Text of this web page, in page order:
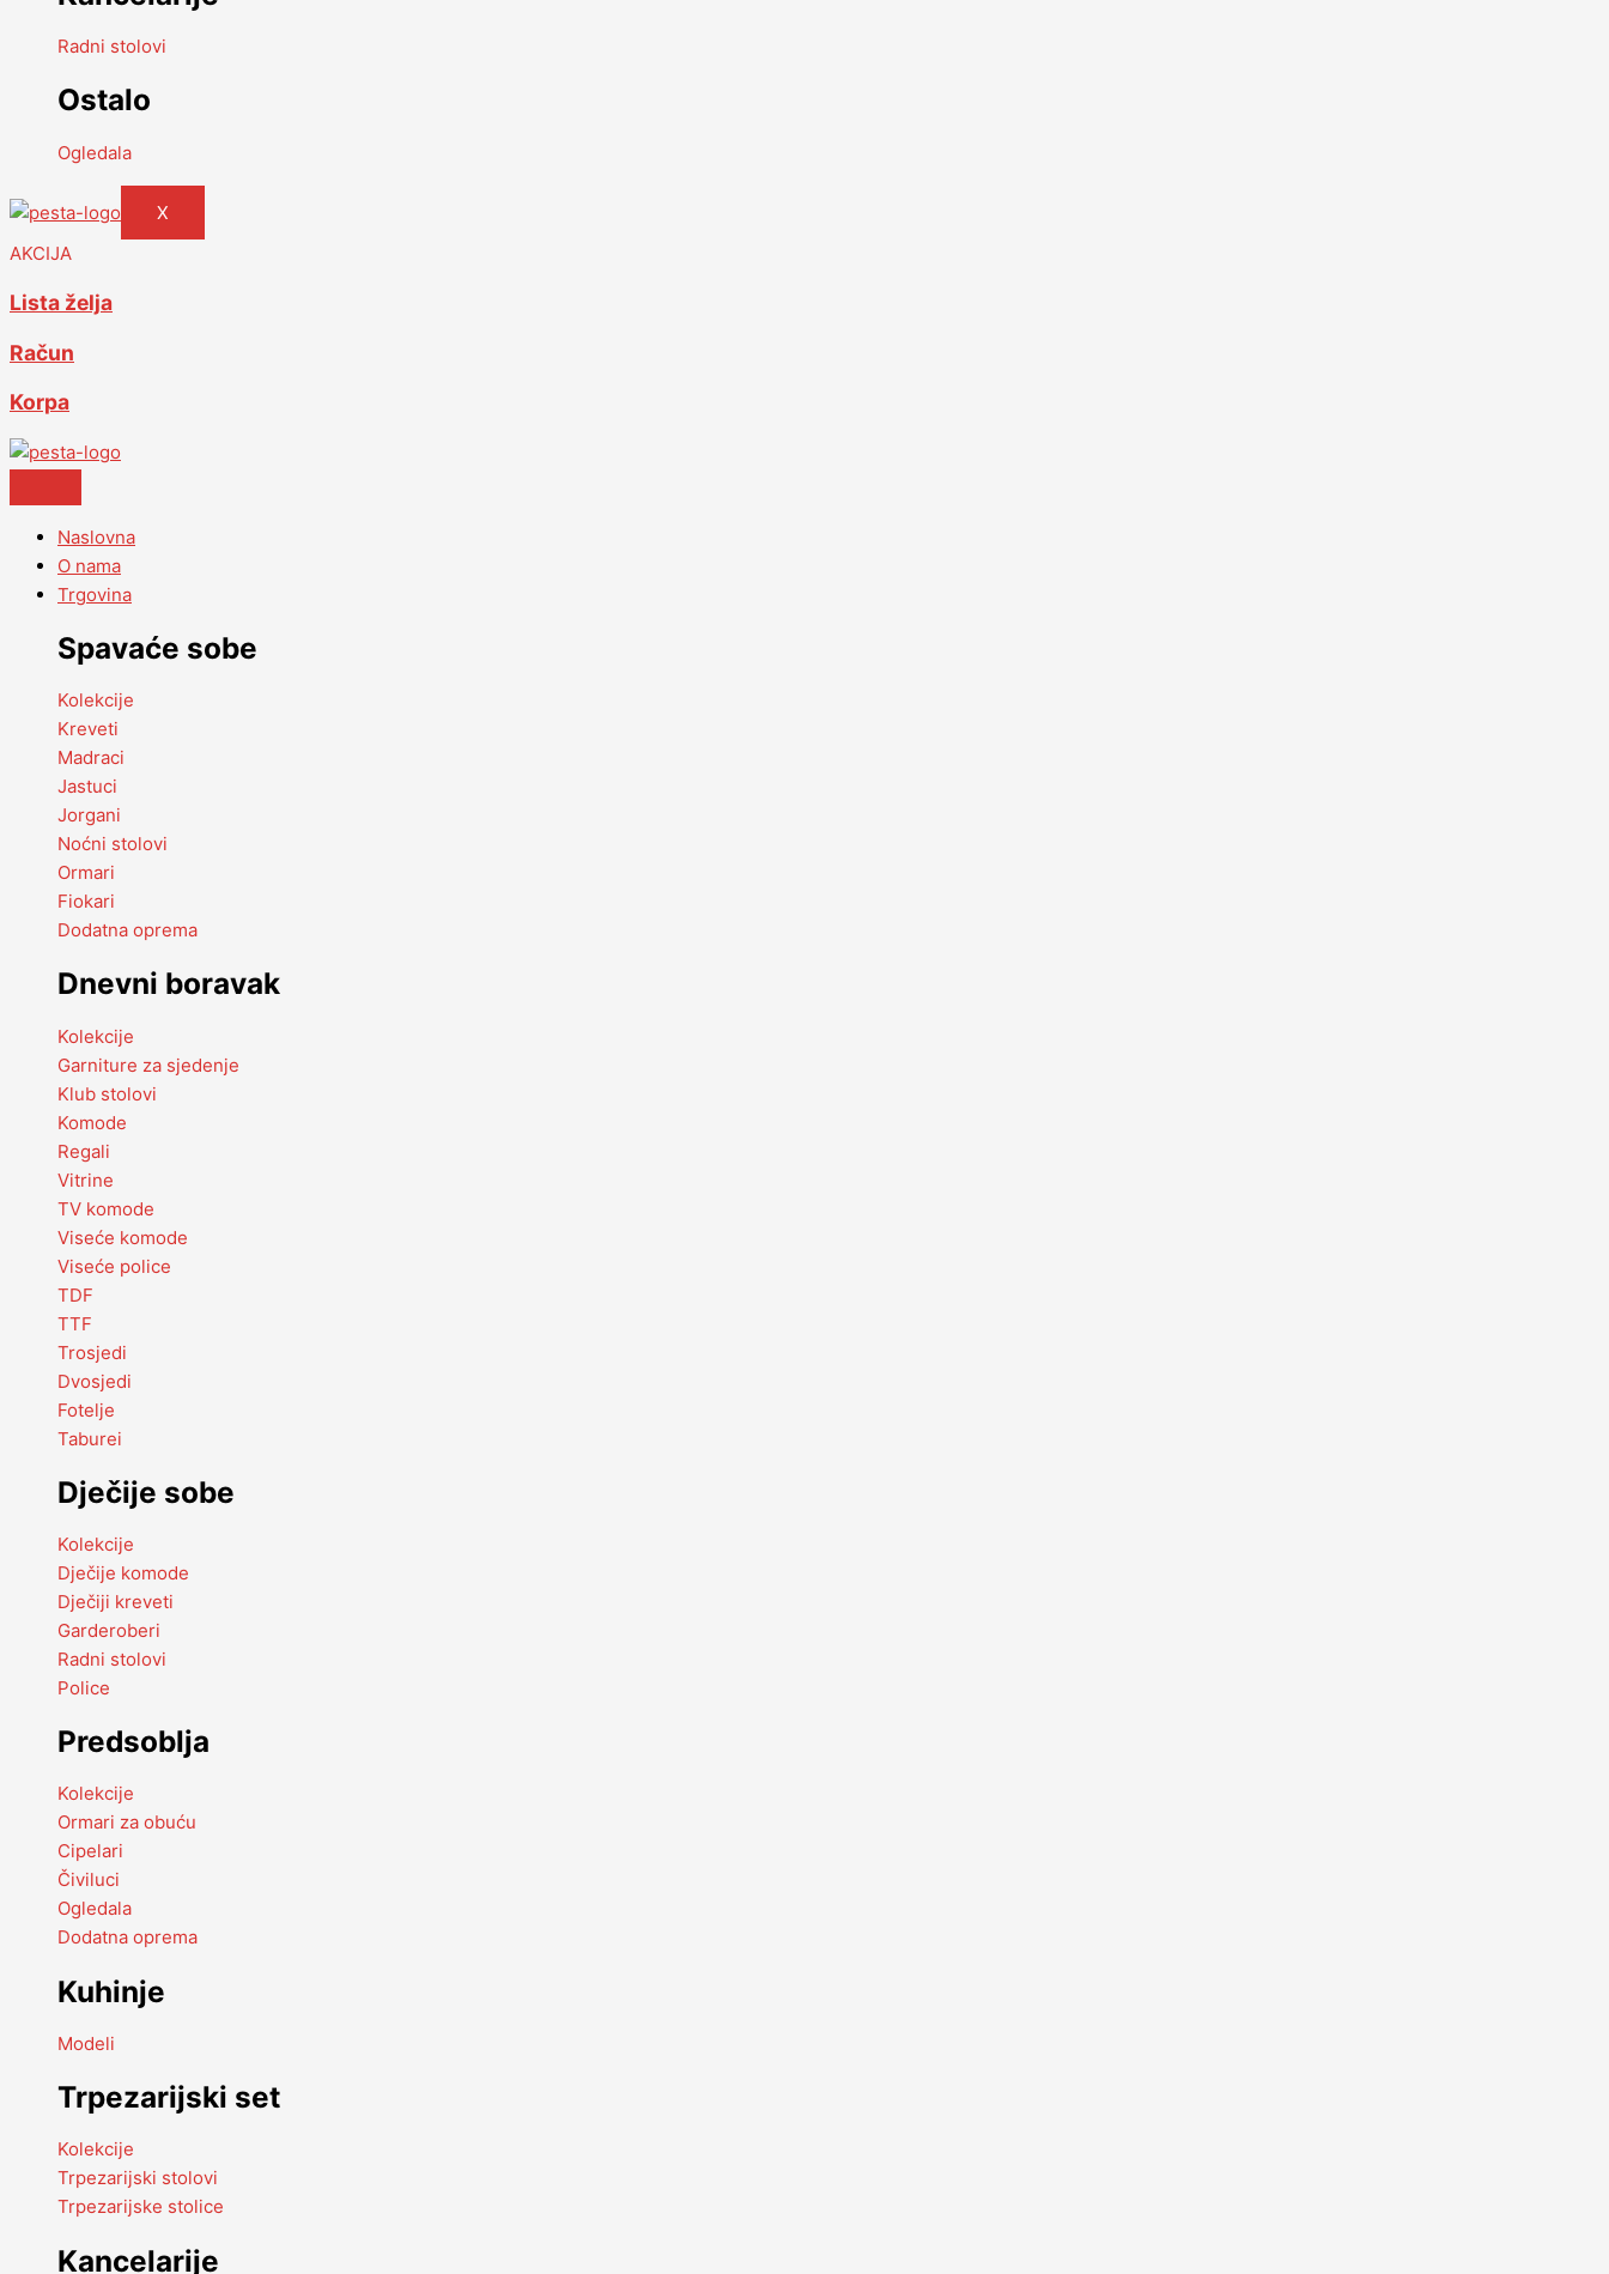
Radni stolovi
Ostalo
Ogledala
X
AKCIJA
Lista želja
Račun
Korpa
Naslovna
O nama
Trgovina
Spavaće sobe
Kolekcije
Kreveti
Madraci
Jastuci
Jorgani
Noćni stolovi
Ormari
Fiokari
Dodatna oprema
Dnevni boravak
Kolekcije
Garniture za sjedenje
Klub stolovi
Komode
Regali
Vitrine
TV komode
Viseće komode
Viseće police
TDF
TTF
Trosjedi
Dvosjedi
Fotelje
Taburei
Dječije sobe
Kolekcije
Dječije komode
Dječiji kreveti
Garderoberi
Radni stolovi
Police
Predsoblja
Kolekcije
Ormari za obuću
Cipelari
Čiviluci
Ogledala
Dodatna oprema
Kuhinje
Modeli
Trpezarijski set
Kolekcije
Trpezarijski stolovi
Trpezarijske stolice
Kancelarije